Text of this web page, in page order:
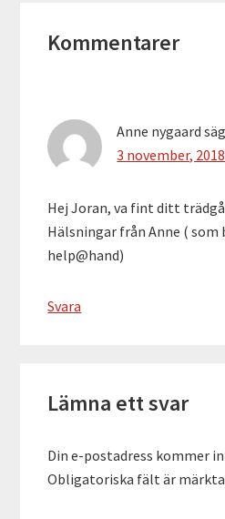
Kommentarer
Anne nygaard
3 november,
Hej Joran, va fint ditt
Hälsningar från Anne ( som
help@hand)
Svara
Lämna ett svar
Din e-postadress kommer
Obligatoriska fält är märkta